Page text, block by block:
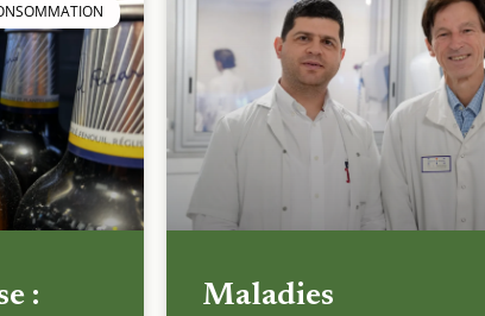
:
Maladies